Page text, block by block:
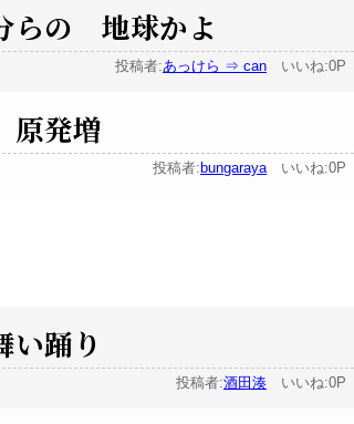
らの 地球かよ
投稿者:あっけら ⇒ can いいね:0P
発増
投稿者: bungarayaいいね:0P
踊り
投稿者:酒田湊 いいね:0P